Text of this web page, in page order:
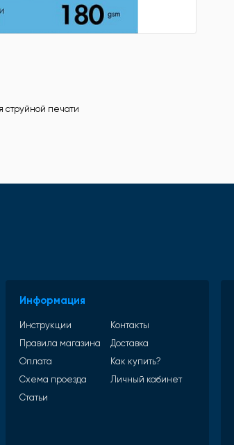
печати
Информация
Инструкции
Контакты
Правила магазина
Доставка
Оплата
Как купить?
Схема проезда
Личный кабинет
Статьи